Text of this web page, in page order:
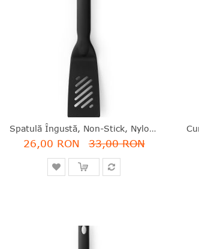
Spatulă Îngustă, Non-Stick, Nylon, Negru, 24.8 Cm, Black Line, Brabantia - 8710755365263
26,00 RON 33,00 RON